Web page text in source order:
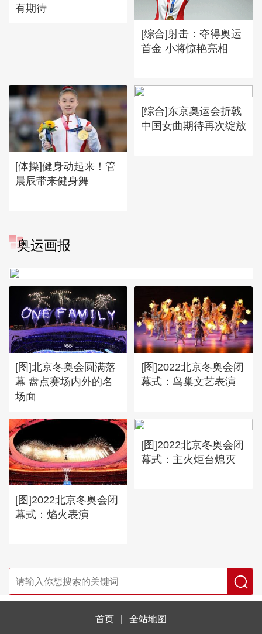
有期待
[综合]射击：夺得奥运
首金 小将惊艳亮相
[体操]健身动起来！管
晨辰带来健身舞
[综合]东京奥运会折戟
中国女曲期待再次绽放
奥运画报
[图]冬奥会冬残奥会表彰大会
[图]北京冬奥会圆满落
幕 盘点赛场内外的名
场面
[图]2022北京冬奥会闭
幕式：鸟巢文艺表演
[图]2022北京冬奥会闭
幕式：焰火表演
[图]2022北京冬奥会闭
幕式：主火炬台熄灭
首页 全站地图